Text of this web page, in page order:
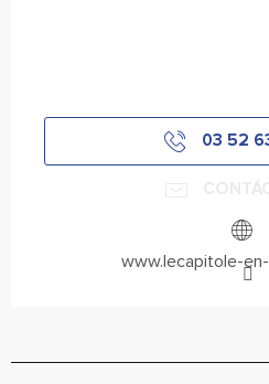
03 52
www.lecapitole-